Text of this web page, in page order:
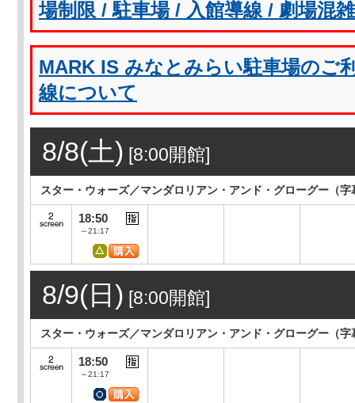
場制限 / 駐車場 / 入館導線 / 劇場混
MARK IS みなとみらい駐車場のご
線について
8/8(土) [8:00開館]
スター・ウォーズ／マンダロリアン・アンド・グローグー（字
18:50
～21:17
8/9(日) [8:00開館]
スター・ウォーズ／マンダロリアン・アンド・グローグー（字
18:50
～21:17